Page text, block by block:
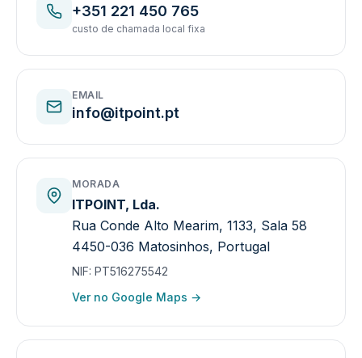
+351 221 450 765
custo de chamada local fixa
EMAIL
info@itpoint.pt
MORADA
ITPOINT, Lda.
Rua Conde Alto Mearim, 1133, Sala 58
4450-036 Matosinhos, Portugal
NIF: PT516275542
Ver no Google Maps →